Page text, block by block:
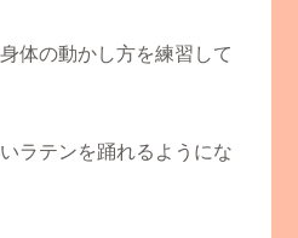
体の動かし方を練習して
ラテンを踊れるようにな